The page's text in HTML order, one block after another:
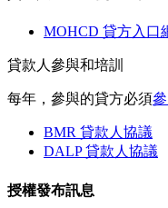
MOHCD 貸方入口
貸款人參與和培訓
每年，參與的貸方必須
BMR 貸款人協議
DALP 貸款人協議
授權發布訊息